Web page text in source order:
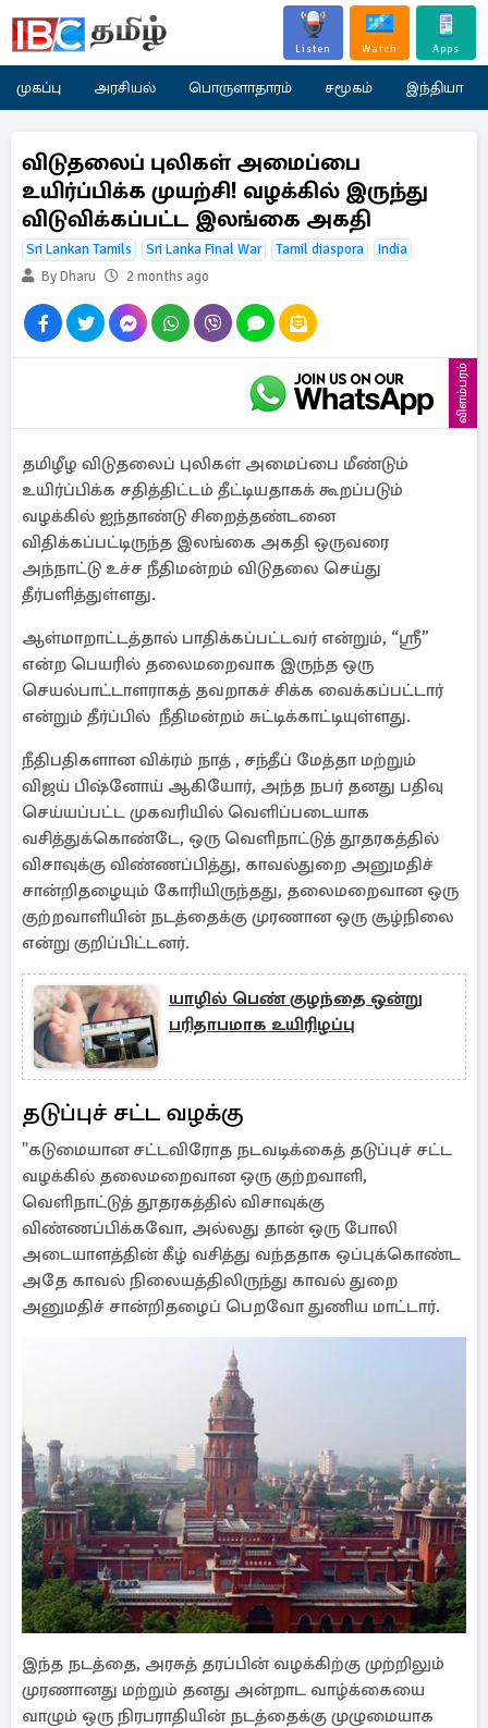
Listen Watch Apps
முகப்பு அரசியல் பொருளாதாரம் சமூகம் இந்தியா
விடுதலைப் புலிகள் அமைப்பை
உயிர்ப்பிக்க முயற்சி! வழக்கில் இருந்து
விடுவிக்கப்பட்ட இலங்கை அகதி
Sri Lankan Tamils Sri Lanka Final War Tamil diaspora
India
By Dharu
2 months ago
விளம்பரம்
தமிழீழ விடுதலைப் புலிகள் அமைப்பை மீண்டும்
உயிர்ப்பிக்க சதித்திட்டம் தீட்டியதாகக் கூறப்படும்
வழக்கில் ஐந்தாண்டு சிறைத்தண்டனை
விதிக்கப்பட்டிருந்த இலங்கை அகதி ஒருவரை
அந்நாட்டு உச்ச நீதிமன்றம் விடுதலை செய்து
தீர்பளித்துள்ளது.
ஆள்மாறாட்டத்தால் பாதிக்கப்பட்டவர் என்றும், “ஸ்ரீ”
என்ற பெயரில் தலைமறைவாக இருந்த ஒரு
செயல்பாட்டாளராகத் தவறாகச் சிக்க வைக்கப்பட்டார்
என்றும் தீர்ப்பில் நீதிமன்றம் சுட்டிக்காட்டியுள்ளது.
நீதிபதிகளான விக்ரம் நாத் , சந்தீப் மேத்தா மற்றும்
விஜய் பிஷ்னோய் ஆகியோர், அந்த நபர் தனது பதிவு
செய்யப்பட்ட முகவரியில் வெளிப்படையாக
வசித்துக்கொண்டே, ஒரு வெளிநாட்டுத் தூதரகத்தில்
விசாவுக்கு விண்ணப்பித்து, காவல்துறை அனுமதிச்
சான்றிதழையும் கோரியிருந்தது, தலைமறைவான ஒரு
குற்றவாளியின் நடத்தைக்கு முரணான ஒரு சூழ்நிலை
என்று குறிப்பிட்டனர்.
யாழில் பெண் குழந்தை ஒன்று
பரிதாபமாக உயிரிழப்பு
தடுப்புச் சட்ட வழக்கு
"கடுமையான சட்டவிரோத நடவடிக்கைத் தடுப்புச் சட்ட
வழக்கில் தலைமறைவான ஒரு குற்றவாளி,
வெளிநாட்டுத் தூதரகத்தில் விசாவுக்கு
விண்ணப்பிக்கவோ, அல்லது தான் ஒரு போலி
அடையாளத்தின் கீழ் வசித்து வந்ததாக ஒப்புக்கொண்ட
அதே காவல் நிலையத்திலிருந்து காவல் துறை
அனுமதிச் சான்றிதழைப் பெறவோ துணிய மாட்டார்.
இந்த நடத்தை, அரசுத் தரப்பின் வழக்கிற்கு முற்றிலும்
முரணானது மற்றும் தனது அன்றாட வாழ்க்கையை
வாழும் ஒரு நிரபராதியின் நடத்தைக்கு முழுமையாக